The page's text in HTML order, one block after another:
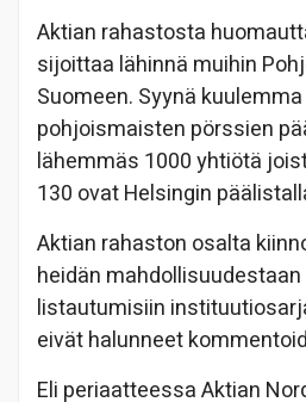
Aktian rahastosta
sijoittaa lähinnä muihin
Suomeen. Syynä kuulemma
pohjoismaisten pörssien
lähemmäs 1000 yhtiötä
130 ovat Helsingin
Aktian rahaston osalta
heidän
listautumisiin
eivät halunneet
Eli periaatteessa Aktian